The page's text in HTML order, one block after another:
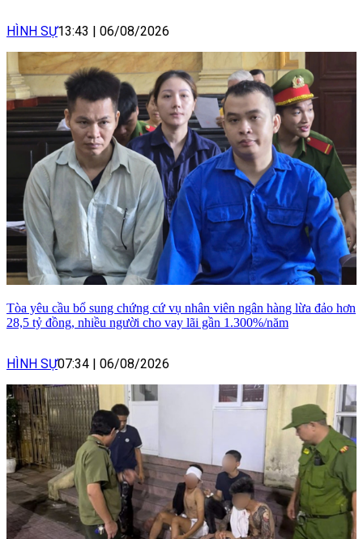
HÌNH SỰ13:43 | 06/08/2026
Tòa yêu cầu bổ sung chứng cứ vụ nhân viên ngân hàng lừa đảo hơn
28,5 tỷ đồng, nhiều người cho vay lãi gần 1.300%/năm
HÌNH SỰ07:34 | 06/08/2026